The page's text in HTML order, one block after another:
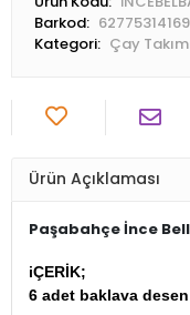
Barkod:
Kategori: Çay
Ürün Açıklaması
Paşabahçe İnce
iÇERİK;
6 adet baklava